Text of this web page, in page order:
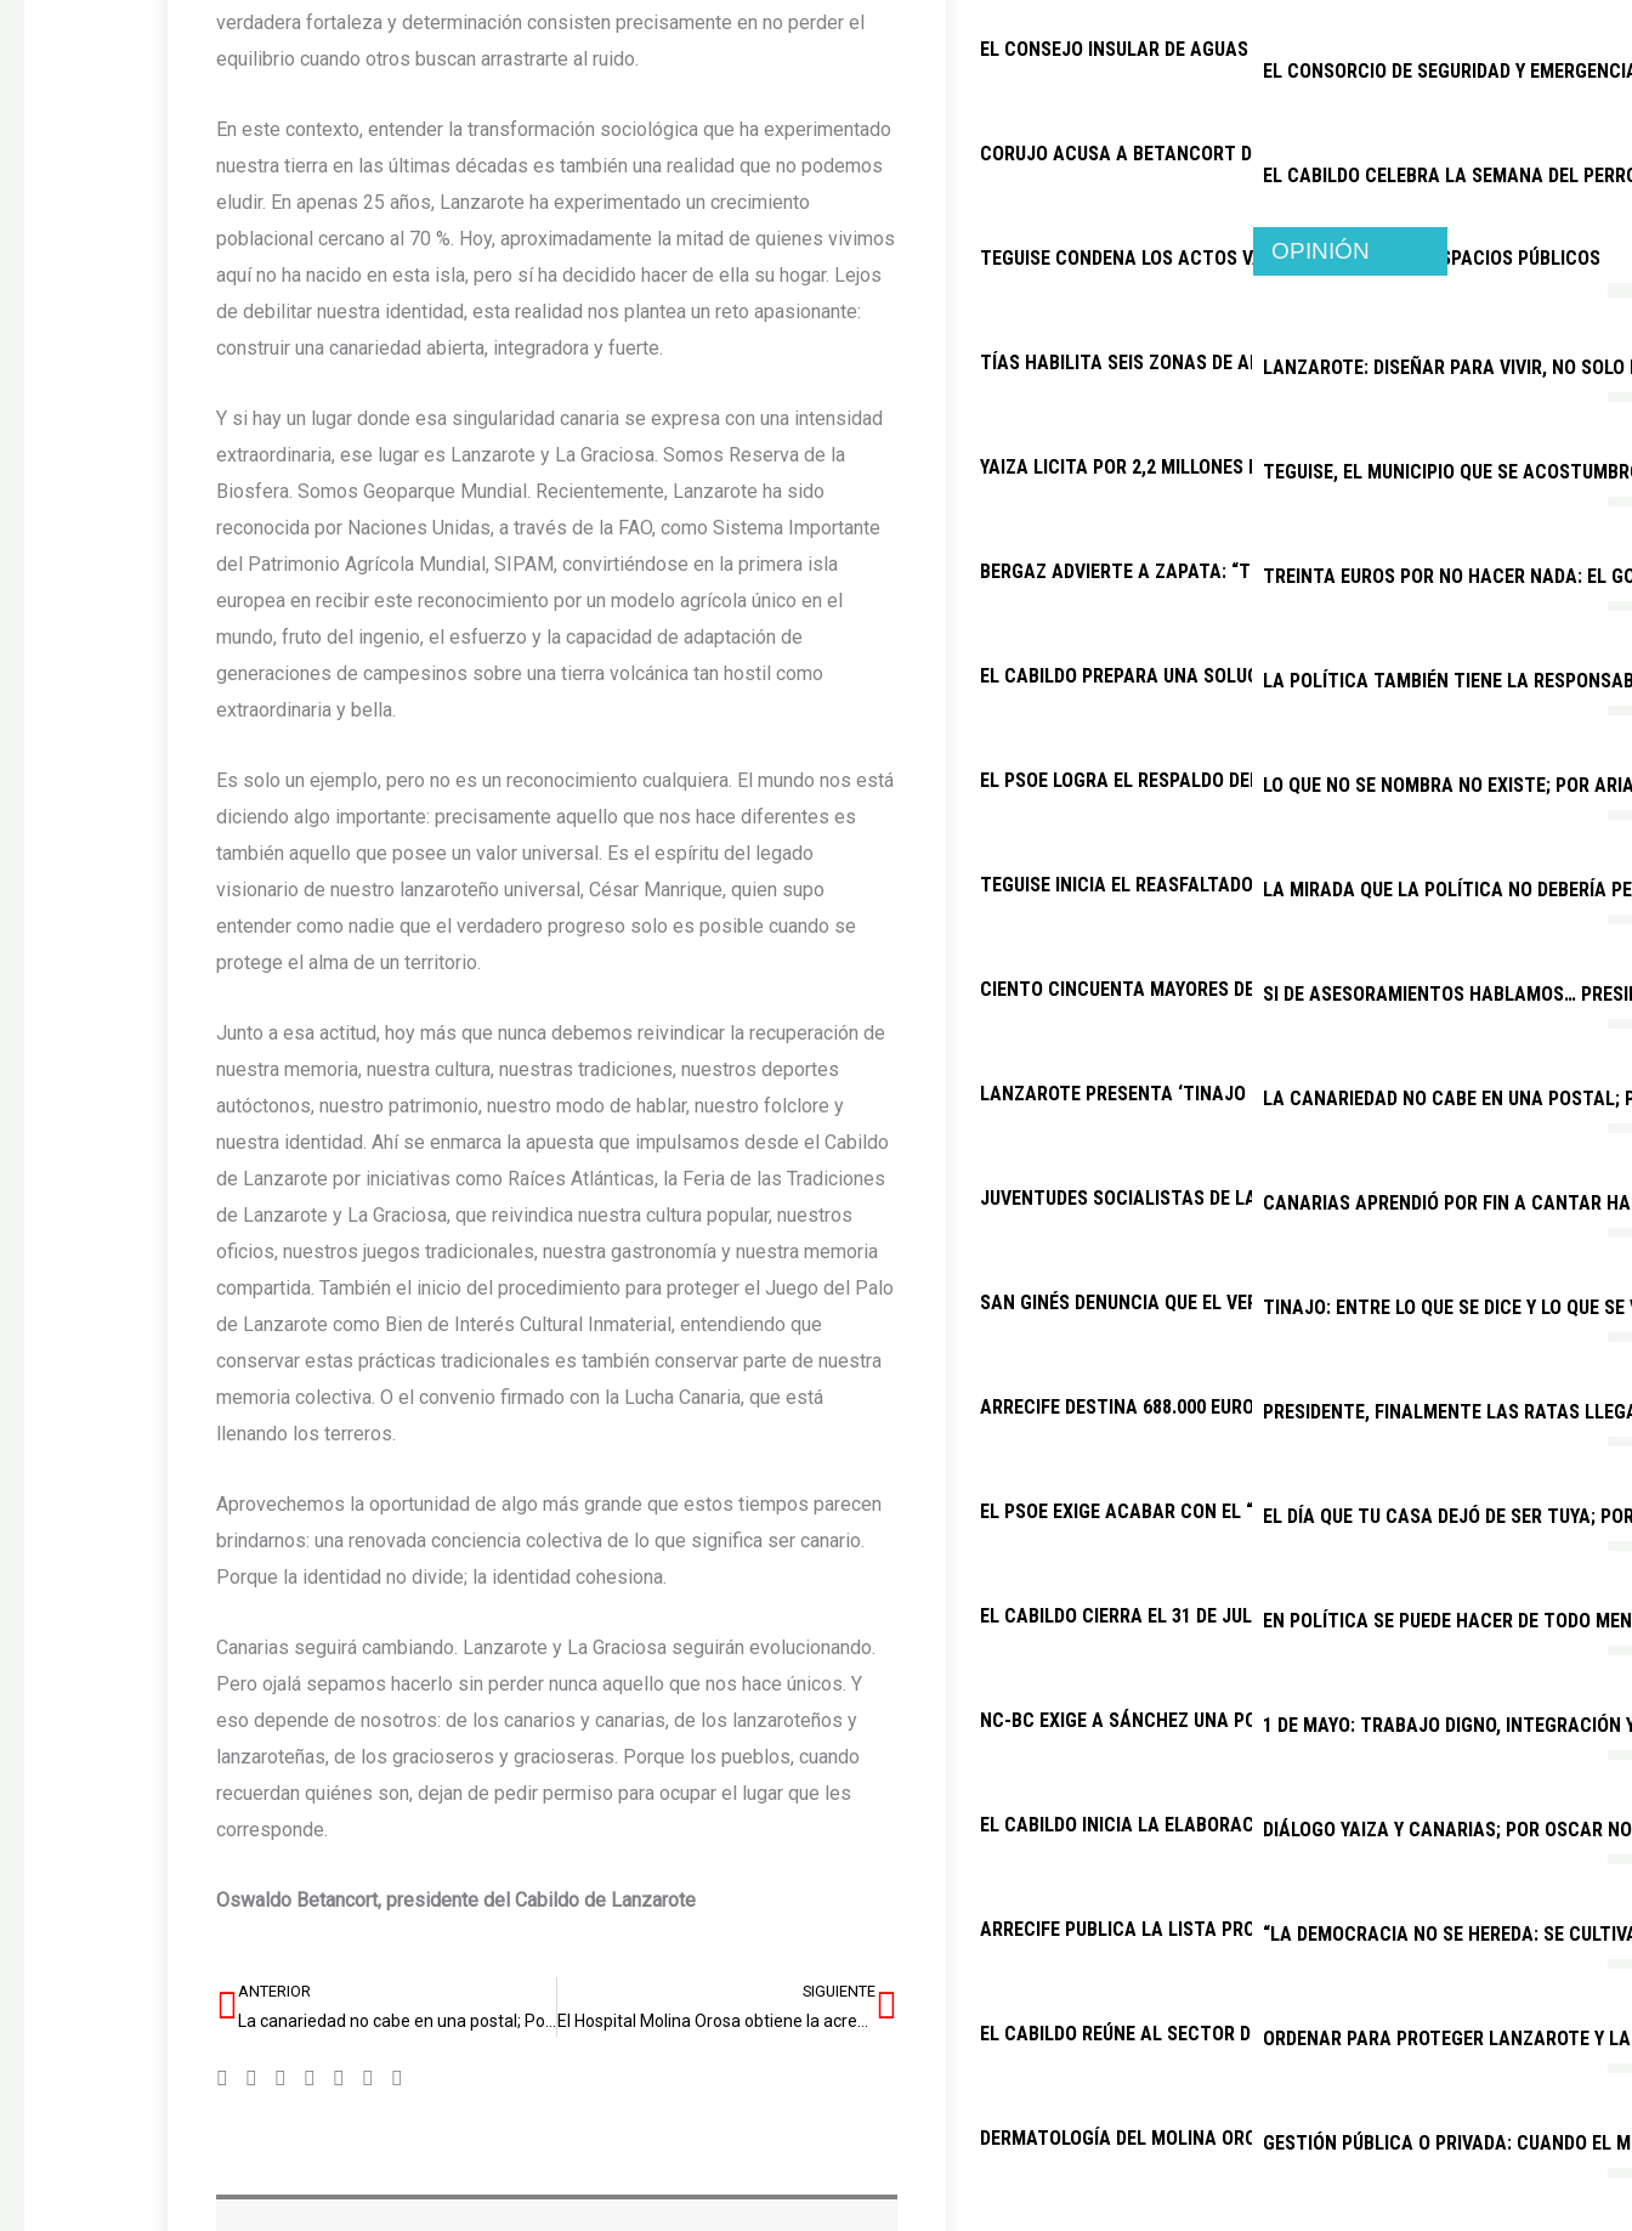
verdadera fortaleza y determinación consisten precisamente en no perder el
equilibrio cuando otros buscan arrastrarte al ruido.
En este contexto, entender la transformación sociológica que ha experimentado
nuestra tierra en las últimas décadas es también una realidad que no podemos
eludir. En apenas 25 años, Lanzarote ha experimentado un crecimiento
poblacional cercano al 70 %. Hoy, aproximadamente la mitad de quienes vivimos
aquí no ha nacido en esta isla, pero sí ha decidido hacer de ella su hogar. Lejos
de debilitar nuestra identidad, esta realidad nos plantea un reto apasionante:
construir una canariedad abierta, integradora y fuerte.
Y si hay un lugar donde esa singularidad canaria se expresa con una intensidad
extraordinaria, ese lugar es Lanzarote y La Graciosa. Somos Reserva de la
Biosfera. Somos Geoparque Mundial. Recientemente, Lanzarote ha sido
reconocida por Naciones Unidas, a través de la FAO, como Sistema Importante
del Patrimonio Agrícola Mundial, SIPAM, convirtiéndose en la primera isla
europea en recibir este reconocimiento por un modelo agrícola único en el
mundo, fruto del ingenio, el esfuerzo y la capacidad de adaptación de
generaciones de campesinos sobre una tierra volcánica tan hostil como
extraordinaria y bella.
Es solo un ejemplo, pero no es un reconocimiento cualquiera. El mundo nos está
diciendo algo importante: precisamente aquello que nos hace diferentes es
también aquello que posee un valor universal. Es el espíritu del legado
visionario de nuestro lanzaroteño universal, César Manrique, quien supo
entender como nadie que el verdadero progreso solo es posible cuando se
protege el alma de un territorio.
Junto a esa actitud, hoy más que nunca debemos reivindicar la recuperación de
nuestra memoria, nuestra cultura, nuestras tradiciones, nuestros deportes
autóctonos, nuestro patrimonio, nuestro modo de hablar, nuestro folclore y
nuestra identidad. Ahí se enmarca la apuesta que impulsamos desde el Cabildo
de Lanzarote por iniciativas como Raíces Atlánticas, la Feria de las Tradiciones
de Lanzarote y La Graciosa, que reivindica nuestra cultura popular, nuestros
oficios, nuestros juegos tradicionales, nuestra gastronomía y nuestra memoria
compartida. También el inicio del procedimiento para proteger el Juego del Palo
de Lanzarote como Bien de Interés Cultural Inmaterial, entendiendo que
conservar estas prácticas tradicionales es también conservar parte de nuestra
memoria colectiva. O el convenio firmado con la Lucha Canaria, que está
llenando los terreros.
Aprovechemos la oportunidad de algo más grande que estos tiempos parecen
brindarnos: una renovada conciencia colectiva de lo que significa ser canario.
Porque la identidad no divide; la identidad cohesiona.
Canarias seguirá cambiando. Lanzarote y La Graciosa seguirán evolucionando.
Pero ojalá sepamos hacerlo sin perder nunca aquello que nos hace únicos. Y
eso depende de nosotros: de los canarios y canarias, de los lanzaroteños y
lanzaroteñas, de los gracioseros y gracioseras. Porque los pueblos, cuando
recuerdan quiénes son, dejan de pedir permiso para ocupar el lugar que les
corresponde.
Oswaldo Betancort, presidente del Cabildo de Lanzarote
Ant
ANTERIOR SIGUIENTESiguiente
EL CONSEJO INSULAR DE AGUAS ABORDA PROYECTOS POR MÁS DE 6,4
CORUJO ACUSA A BETANCORT DE PAGAR 15.500 EUROS A JOSÉ MARÍA
TEGUISE CONDENA LOS ACTOS VANDÁLICOS CONTRA ESPACIOS PÚBLICOS
TÍAS HABILITA SEIS ZONAS DE APARCAMIENTO Y REFUERZA TAXIS Y
YAIZA LICITA POR 2,2 MILLONES LAS MEJORAS DEL CAMPO DE FÚTBOL DE
BERGAZ ADVIERTE A ZAPATA: “TRAS UN AÑO DE CONFLICTO
EL CABILDO PREPARA UNA SOLUCIÓN PARA EL DRENAJE DE LA CARRETERA
EL PSOE LOGRA EL RESPALDO DEL CABILDO A UNA VENTANILLA ÚNICA PARA
TEGUISE INICIA EL REASFALTADO DE VARIAS CALLES DE LOS COCOTEROS
CIENTO CINCUENTA MAYORES DE YAIZA FESTEJAN EL DÍA DEL ABUELO
LANZAROTE PRESENTA ‘TINAJO PARA TODOS’, EL PRIMER EQUIPO
JUVENTUDES SOCIALISTAS DE LANZAROTE Y LA GRACIOSA: “LAS BECAS DEL
SAN GINÉS DENUNCIA QUE EL VERANO JOVEN VUELVE A DISCRIMINAR A
ARRECIFE DESTINA 688.000 EUROS A EVENTOS DEPORTIVOS DE INTERÉS
EL PSOE EXIGE ACABAR CON EL “SECUESTRO” DE LA NUEVA PARADA
EL CABILDO CIERRA EL 31 DE JULIO EL PLAZO PARA QUE CLUBES Y
NC-BC EXIGE A SÁNCHEZ UNA POSICIÓN FIRME SOBRE EL SÁHARA
EL CABILDO INICIA LA ELABORACIÓN DEL PRESUPUESTO GENERAL DE 2027
ARRECIFE PUBLICA LA LISTA PROVISIONAL DE ADMITIDOS PARA CUATRO
EL CABILDO REÚNE AL SECTOR DEL TAXI PARA MEJORAR EL SERVICIO Y
DERMATOLOGÍA DEL MOLINA OROSA AUMENTA UN 24,5 % SUS CONSULTAS
EL CONSORCIO DE SEGURIDAD Y
EL CABILDO CELEBRA LA SEMANA DEL
OPINIÓN
LANZAROTE: DISEÑAR PARA VIVIR, NO
TEGUISE, EL MUNICIPIO QUE SE
TREINTA EUROS POR NO HACER NADA: EL
LA POLÍTICA TAMBIÉN TIENE LA
LO QUE NO SE NOMBRA NO EXISTE; POR
LA MIRADA QUE LA POLÍTICA NO DEBERÍA
SI DE ASESORAMIENTOS HABLAMOS…
LA CANARIEDAD NO CABE EN UNA POSTAL;
CANARIAS APRENDIÓ POR FIN A CANTAR
TINAJO: ENTRE LO QUE SE DICE Y LO QUE
PRESIDENTE, FINALMENTE LAS RATAS
EL DÍA QUE TU CASA DEJÓ DE SER TUYA;
EN POLÍTICA SE PUEDE HACER DE TODO
1 DE MAYO: TRABAJO DIGNO, INTEGRACIÓN
DIÁLOGO YAIZA Y CANARIAS; POR OSCAR
“LA DEMOCRACIA NO SE HEREDA: SE
ORDENAR PARA PROTEGER LANZAROTE Y
GESTIÓN PÚBLICA O PRIVADA: CUANDO EL